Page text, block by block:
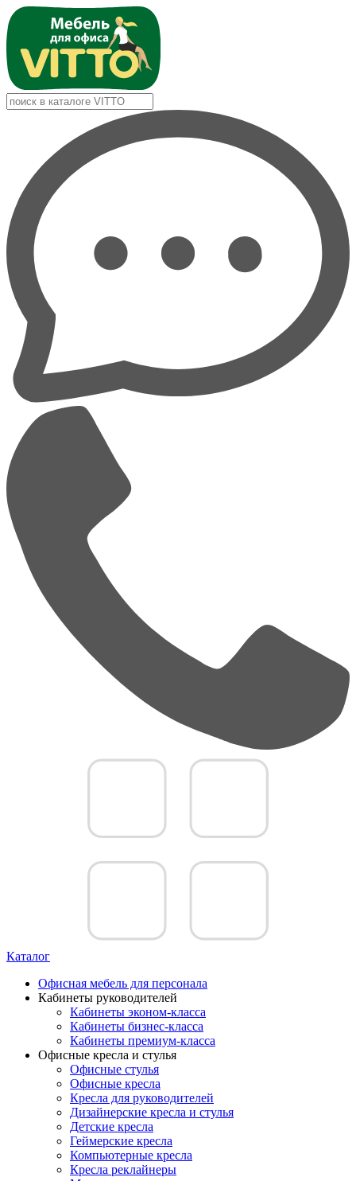
Каталог
Офисная мебель для персонала
Кабинеты руководителей
Кабинеты эконом-класса
Кабинеты бизнес-класса
Кабинеты премиум-класса
Офисные кресла и стулья
Офисные стулья
Офисные кресла
Кресла для руководителей
Дизайнерские кресла и стулья
Детские кресла
Геймерские кресла
Компьютерные кресла
Кресла реклайнеры